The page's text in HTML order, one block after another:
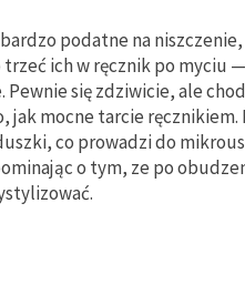
podatne na
trzeć ich w ręcznik po myciu
Pewnie się zdziwicie, ale
jak mocne tarcie ręcznikiem.
co prowadzi do
o tym, ze po